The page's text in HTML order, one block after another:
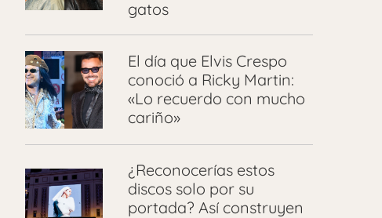
gatos
El día que Elvis Crespo
conoció a Ricky Martin:
«Lo recuerdo con mucho
cariño»
¿Reconocerías estos
discos solo por su
portada? Así construyen